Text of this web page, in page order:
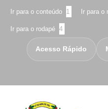
Ir para o conteúdo 1 Ir para o
Ir para o rodapé 4
Acesso Rápido